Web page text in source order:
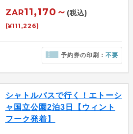
ZAR11,170～ (税込)
(¥111,226)
予約券の印刷：不要
シャトルバスで行く！エトーシ
ャ国立公園2泊3日【ウィント
フーク発着】